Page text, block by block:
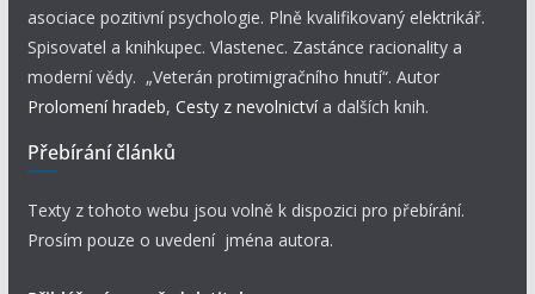
asociace pozitivní psychologie. Plně kvalifikovaný elektrikář.
Spisovatel a knihkupec. Vlastenec. Zastánce racionality a
moderní vědy. „Veterán protimigračního hnutí“. Autor
Prolomení hradeb, Cesty z nevolnictví a dalších knih.
Přebírání článků
Texty z tohoto webu jsou volně k dispozici pro přebírání.
Prosím pouze o uvedení jména autora.